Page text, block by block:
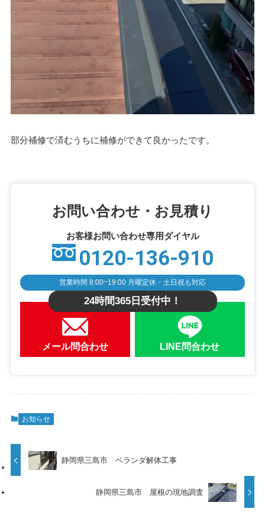
部分補修で済むうちに補修ができて良かったです。
お問い合わせ・お見積り
お客様お問い合わせ専用ダイヤル
0120-136-910
営業時間 8:00~19:00 月曜定休・土日祝も対応
24時間365日受付中！
メール問合わせ LINE問合わせ
お知らせ
静岡県三島市 ベランダ解体工事
静岡県三島市 屋根の現地調査